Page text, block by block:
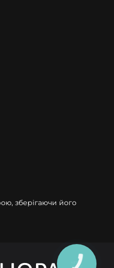
зберігаючи його
КНОПКА
ЗВ'ЯЗКУ